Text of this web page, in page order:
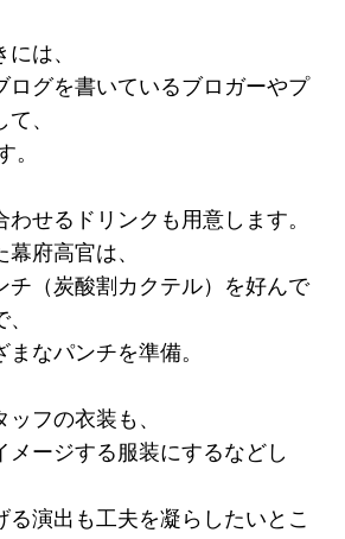
は、
ログを書いているブロガーやプ
、
。
わせるドリンクも用意します。
府高官は、
チ（炭酸割カクテル）を好んで
なパンチを準備。
フの衣装も、
メージする服装にするなどし
る演出も工夫を凝らしたいとこ